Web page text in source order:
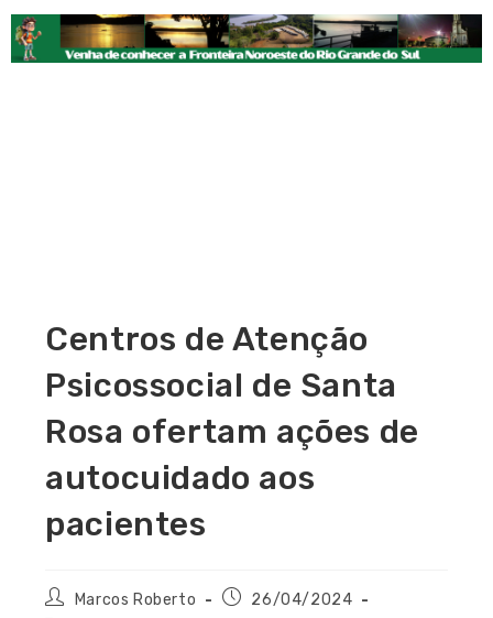
Centros de Atenção
Psicossocial de Santa
Rosa ofertam ações de
autocuidado aos
pacientes
Marcos Roberto
26/04/2024